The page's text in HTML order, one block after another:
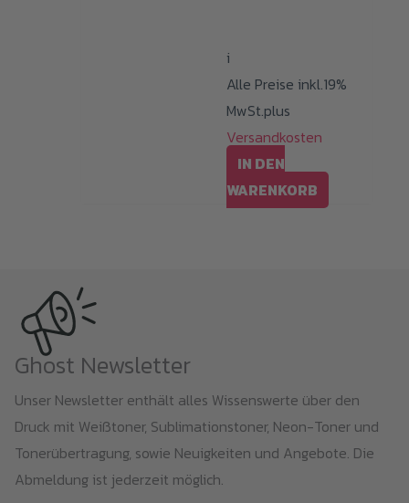
i
Alle Preise inkl.19%
MwSt.plus
Versandkosten
IN DEN
WARENKORB
Ghost Newsletter
Unser Newsletter enthält alles Wissenswerte über den
Druck mit Weißtoner, Sublimationstoner, Neon-Toner und
Tonerübertragung, sowie Neuigkeiten und Angebote. Die
Abmeldung ist jederzeit möglich.